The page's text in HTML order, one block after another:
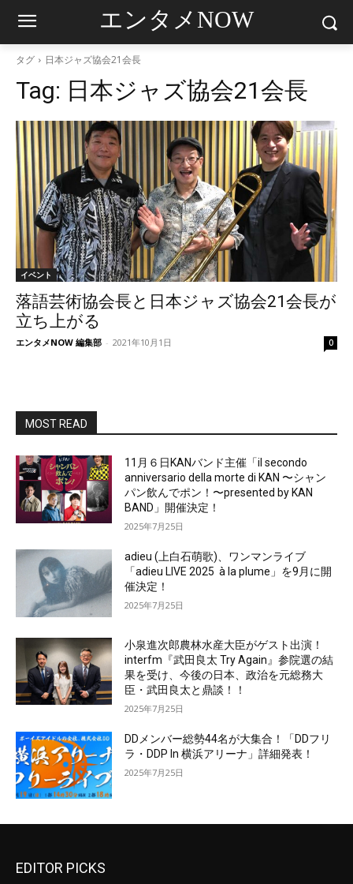
エンタメNOW
タグ 日本ジャズ協会21会長
Tag: 日本ジャズ協会21会長
イベント
落語芸術協会長と日本ジャズ協会21会長が
立ち上がる
エンタメNOW 編集部 - 2021年10月1日 0
MOST READ
11月６日KANバンド主催「il secondo
anniversario della morte di KAN 〜シャン
パン飲んでポン！〜presented by KAN
BAND」開催決定！
2025年7月25日
adieu (上白石萌歌)、ワンマンライブ
「adieu LIVE 2025 à la plume」を9月に開
催決定！
2025年7月25日
小泉進次郎農林水産大臣がゲスト出演！
interfm『武田良太 Try Again』参院選の結
果を受け、今後の日本、政治を元総務大
臣・武田良太と鼎談！！
2025年7月25日
DDメンバー総勢44名が大集合！「DDフリ
ラ・DDP In 横浜アリーナ」詳細発表！
2025年7月25日
EDITOR PICKS